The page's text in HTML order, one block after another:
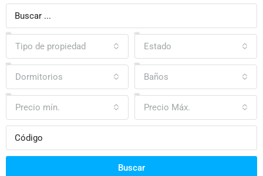
Tipo de propiedad Estado
Dormitorios Baños
Precio mín. Precio Máx.
Buscar